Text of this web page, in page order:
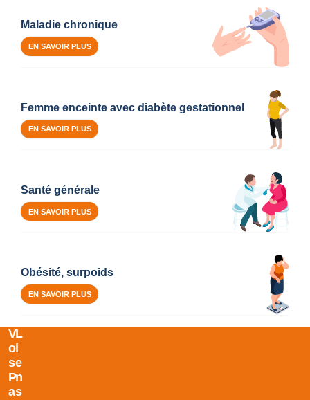
Maladie chronique
EN SAVOIR PLUS
Femme enceinte avec diabète gestationnel
EN SAVOIR PLUS
Santé générale
EN SAVOIR PLUS
Obésité, surpoids
EN SAVOIR PLUS
L
I
E
N
S
V
O
S
P
A